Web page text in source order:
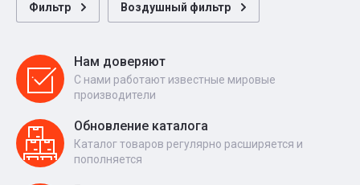
Фильтр Воздушный фильтр
Нам доверяют
С нами работают известные мировые
производители
Обновление каталога
Каталог товаров регулярно расширяется и
пополняется